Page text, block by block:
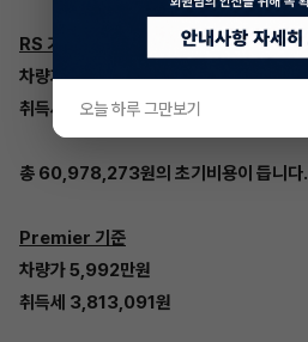
RS 기준
차량가 5,733만원
취득세 3,648,273원
총 60,978,273원의 초기비용이 듭니다.
Premier 기준
차량가 5,992만원
취득세 3,813,091원
오늘 하루 그만보기